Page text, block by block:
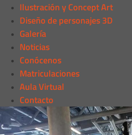
Ilustración y Concept Art
Diseño de personajes 3D
Galería
Noticias
Conócenos
Matriculaciones
Aula Virtual
Contacto